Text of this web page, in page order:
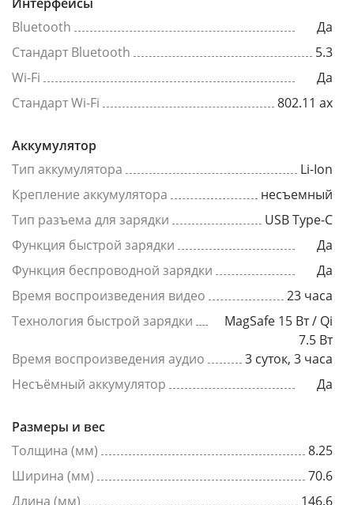
Bluetooth
Да
Стандарт Bluetooth
5.3
Wi-Fi
Да
Стандарт Wi-Fi
802.11 ax
Аккумулятор
Тип аккумулятора
Li-Ion
Крепление аккумулятора
несъемный
Тип разъема для зарядки
USB Type-C
Функция быстрой зарядки
Да
Функция беспроводной зарядки
Да
Время воспроизведения видео
23 часа
Технология быстрой зарядки
MagSafe 15 Вт / Qi
7.5 Вт
Время воспроизведения аудио
3 суток, 3 часа
Несъёмный аккумулятор
Да
Размеры и вес
Толщина (мм)
8.25
Ширина (мм)
70.6
Длина (мм)
146.6